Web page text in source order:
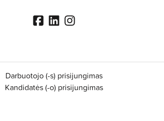
Darbuotojo (-s) prisijungimas
Kandidatės (-o) prisijungimas